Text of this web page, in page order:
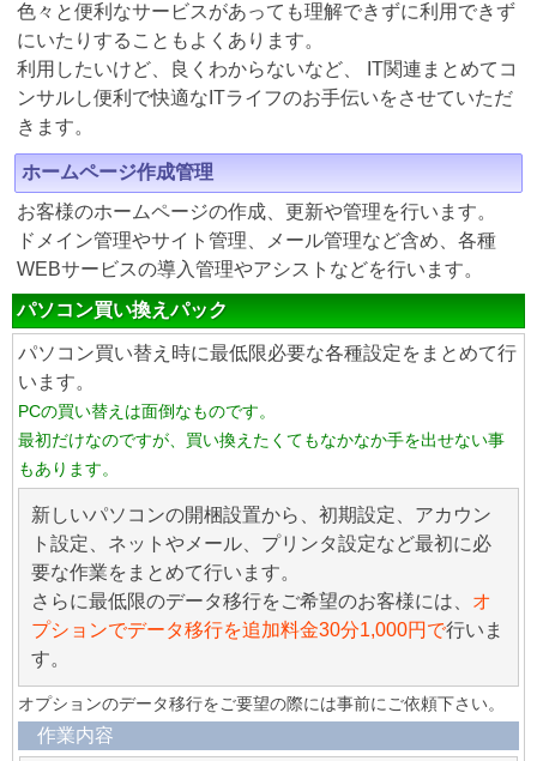
色々と便利なサービスがあっても理解できずに利用できず
にいたりすることもよくあります。
利用したいけど、良くわからないなど、 IT関連まとめてコ
ンサルし便利で快適なITライフのお手伝いをさせていただ
きます。
ホームページ作成管理
お客様のホームページの作成、更新や管理を行います。
ドメイン管理やサイト管理、メール管理など含め、各種
WEBサービスの導入管理やアシストなどを行います。
パソコン買い換えパック
パソコン買い替え時に最低限必要な各種設定をまとめて行
います。
PCの買い替えは面倒なものです。
最初だけなのですが、買い換えたくてもなかなか手を出せない事
もあります。
新しいパソコンの開梱設置から、初期設定、アカウン
ト設定、ネットやメール、プリンタ設定など最初に必
要な作業をまとめて行います。
さらに最低限のデータ移行をご希望のお客様には、 オ
プションでデータ移行を追加料金30分1,000円で行いま
す。
オプションのデータ移行をご要望の際には事前にご依頼下さい。
作業内容